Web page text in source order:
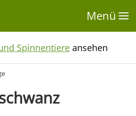
Menü
Spinnentiere ansehen